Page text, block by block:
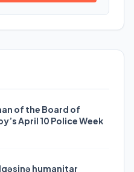
of the Board of
April 10 Police Week
humanitar